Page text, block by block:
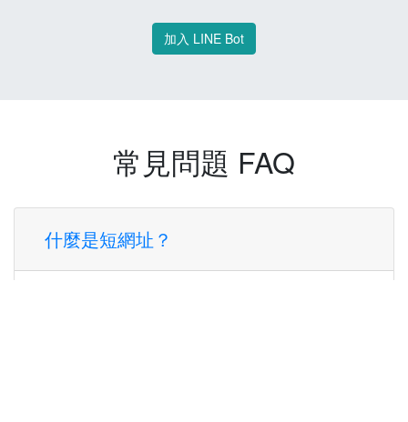
加入 LINE Bot
常見問題 FAQ
什麼是短網址？